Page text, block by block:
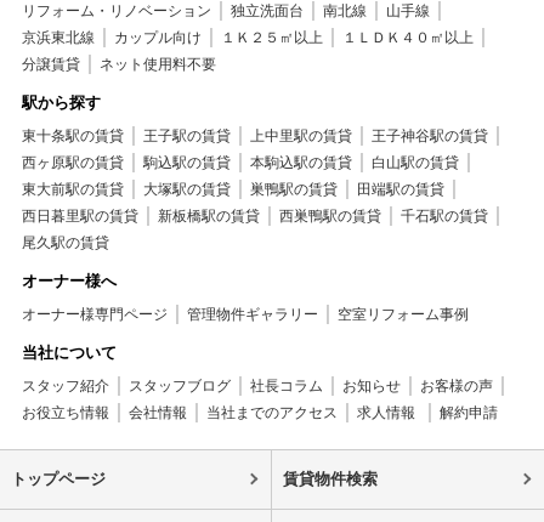
リフォーム・リノベーション 独立洗面台 南北線
山手線
京浜東北線
カップル向け １Ｋ２５㎡以上
１ＬＤＫ４０㎡以上
分譲賃貸
ネット使用料不要
駅から探す
東十条駅の賃貸 王子駅の賃貸 上中里駅の賃貸
王子神谷駅の賃貸
西ヶ原駅の賃貸
駒込駅の賃貸 本駒込駅の賃貸
白山駅の賃貸
東大前駅の賃貸
大塚駅の賃貸 巣鴨駅の賃貸
田端駅の賃貸
西日暮里駅の賃貸
新板橋駅の賃貸 西巣鴨駅の賃貸
千石駅の賃貸
尾久駅の賃貸
オーナー様へ
オーナー様専門ページ 管理物件ギャラリー 空室リフォーム事例
当社について
スタッフ紹介 スタッフブログ 社長コラム お知らせ
お客様の声
お役立ち情報
会社情報 当社までのアクセス 求人情報 解約申請
トップページ 賃貸物件検索